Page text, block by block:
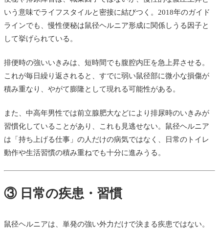
いう意味でライフスタイルと密接に結びつく。2018年のガイド
ラインでも、慢性便秘は鼠径ヘルニア形成に関係しうる因子と
して挙げられている。
排便時の強いいきみは、短時間でも腹腔内圧を急上昇させる。
これが毎日繰り返されると、すでに弱い鼠径部に微小な損傷が
積み重なり、やがて膨隆として現れる可能性がある。
また、中高年男性では前立腺肥大などにより排尿時のいきみが
習慣化していることがあり、これも見逃せない。鼠径ヘルニア
は「持ち上げる仕事」の人だけの病気ではなく、日常のトイレ
動作や生活習慣の積み重ねでも十分に進みうる。
③ 日常の疾患・習慣
鼠径ヘルニアは、単発の強い外力だけで決まる疾患ではない。